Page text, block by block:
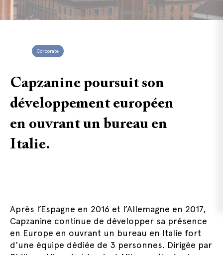
Corporate
Capzanine poursuit son
développement européen
en ouvrant un bureau en
Italie.
Après l’Espagne en 2016 et l’Allemagne en 2017,
Capzanine continue de développer sa présence
en Europe en ouvrant un bureau en Italie fort
d’une équipe dédiée de 3 personnes. Dirigée par